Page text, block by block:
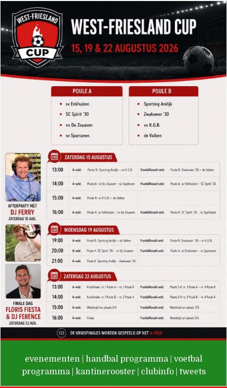
De Valken
evenementen handbal programma
voetbal
programma
kantinerooster clubinfo tweets